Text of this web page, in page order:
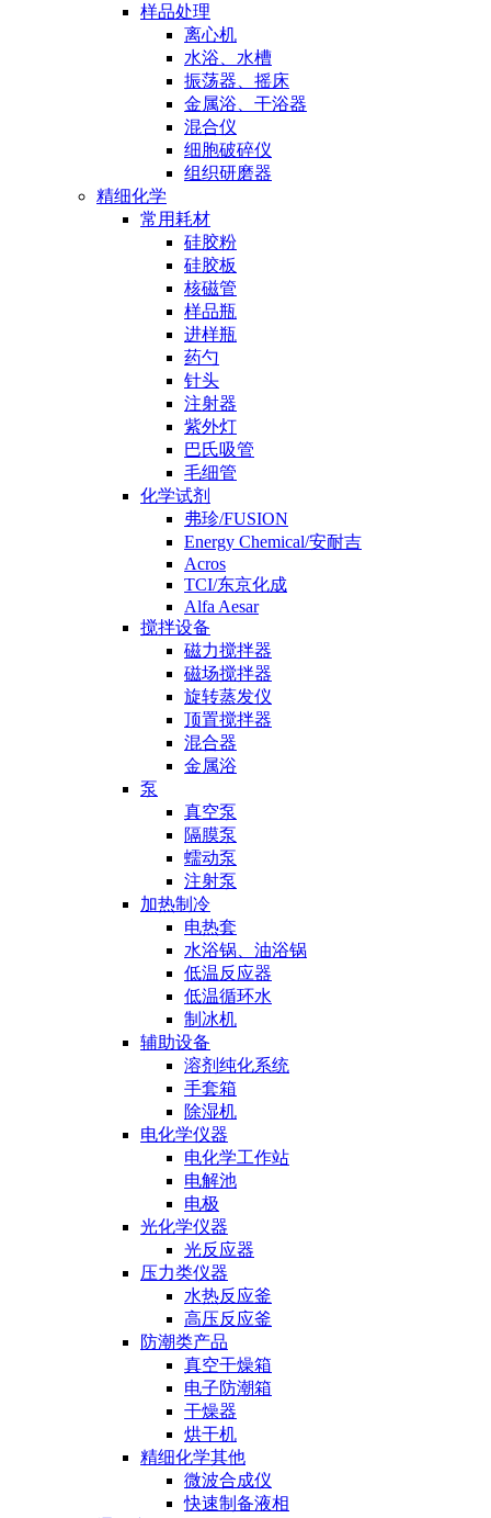
样品处理
离心机
水浴、水槽
振荡器、摇床
金属浴、干浴器
混合仪
细胞破碎仪
组织研磨器
精细化学
常用耗材
硅胶粉
硅胶板
核磁管
样品瓶
进样瓶
药勺
针头
注射器
紫外灯
巴氏吸管
毛细管
化学试剂
弗珍/FUSION
Energy Chemical/安耐吉
Acros
TCI/东京化成
Alfa Aesar
搅拌设备
磁力搅拌器
磁场搅拌器
旋转蒸发仪
顶置搅拌器
混合器
金属浴
泵
真空泵
隔膜泵
蠕动泵
注射泵
加热制冷
电热套
水浴锅、油浴锅
低温反应器
低温循环水
制冰机
辅助设备
溶剂纯化系统
手套箱
除湿机
电化学仪器
电化学工作站
电解池
电极
光化学仪器
光反应器
压力类仪器
水热反应釜
高压反应釜
防潮类产品
真空干燥箱
电子防潮箱
干燥器
烘干机
精细化学其他
微波合成仪
快速制备液相